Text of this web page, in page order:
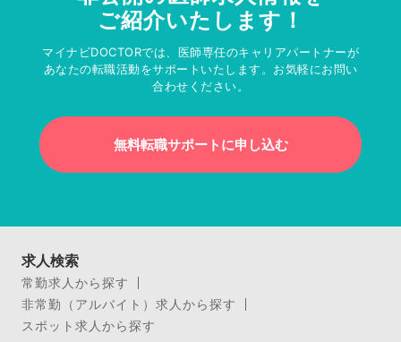
ご紹介いたします！
マイナビDOCTORでは、医師専任のキャリアパートナーが
あなたの転職活動をサポートいたします。お気軽にお問い
合わせください。
無料転職サポートに申し込む
求人検索
常勤求人から探す
非常勤（アルバイト）求人から探す
スポット求人から探す